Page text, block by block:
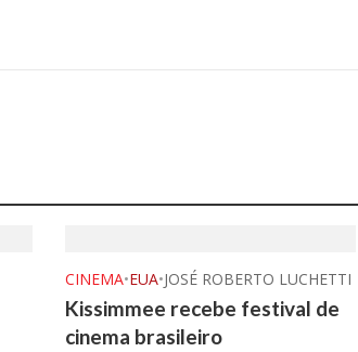
CINEMA•EUA•JOSÉ ROBERTO LUCHETTI
Kissimmee recebe festival de
cinema brasileiro